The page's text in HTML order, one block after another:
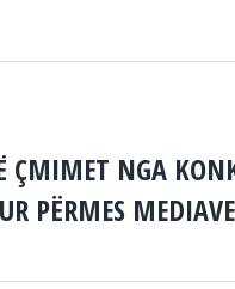
ÇMIMET NGA
PËRMES